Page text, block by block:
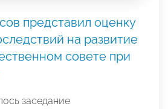
представил оценку
на развитие
совете при
заседание